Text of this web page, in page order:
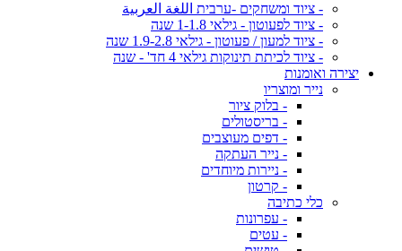
- ציוד ומשחקים -ערבית اللغة العربية
- ציוד לפעוטון - גילאי 1-1.8 שנה
- ציוד למעון / פעוטון - גילאי 1.9-2.8 שנה
- ציוד לכיתת תינוקות גילאי 4 חד' - שנה
יצירה ואומנות
נייר ומוצריו
- בלוק ציור
- בריסטולים
- דפים מעוצבים
- נייר העתקה
- ניירות מיוחדים
- קרטון
כלי כתיבה
- עפרונות
- עטים